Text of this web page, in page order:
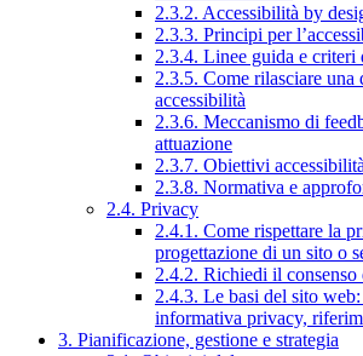
2.3.2. Accessibilità by
2.3.3. Principi per
2.3.4. Linee guida e criteri
2.3.5. Come rilasciare una
accessibilità
2.3.6. Meccanismo di
attuazione
2.3.7. Obiettivi accessibilità
2.3.8. Normativa e
2.4. Privacy
2.4.1. Come rispettare la
progettazione di un sito o
2.4.2. Richiedi il consenso
2.4.3. Le basi del sito
informativa privacy,
3. Pianificazione, gestione e strategia